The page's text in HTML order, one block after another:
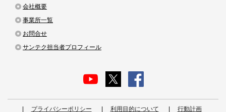
会社概要
事業所一覧
お問合せ
サンテク担当者プロフィール
プライバシーポリシー 利用目的について 行動計画